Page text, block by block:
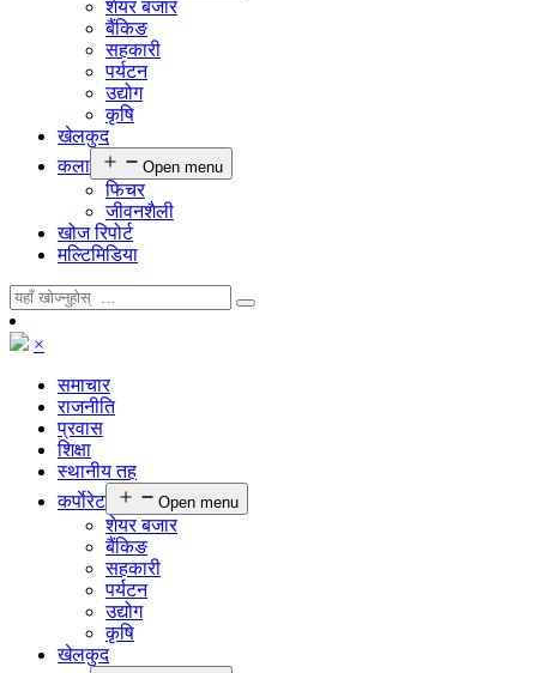
शेयर बजार
बैंकिङ
सहकारी
पर्यटन
उद्योग
कृषि
खेलकुद
कला
Open menu
फिचर
जीवनशैली
खोज रिपोर्ट
मल्टिमिडिया
×
समाचार
राजनीति
प्रवास
शिक्षा
स्थानीय तह
कर्पाेरेट
Open menu
शेयर बजार
बैंकिङ
सहकारी
पर्यटन
उद्योग
कृषि
खेलकुद